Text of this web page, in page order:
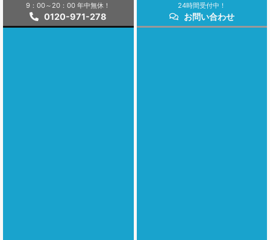
9：00～20：00 年中無休！
0120-971-278
24時間受付中！
お問い合わせ